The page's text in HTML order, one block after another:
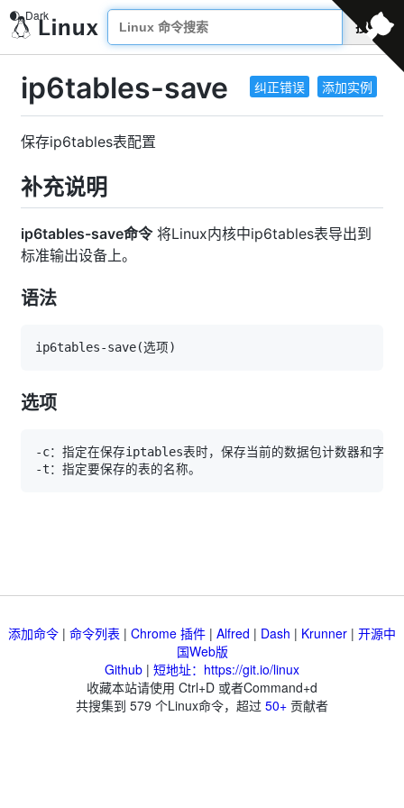
搜索
纠正错误 添加实例
ip6tables-save
保存ip6tables表配置
补充说明
ip6tables-save命令将Linux内核中ip6tables表导出到
标准输出设备上。
语法
ip6tables-save(选项)
选项
添加命令 | 命令列表 | Chrome 插件 | Alfred | Dash | Krunner | 开源中
国Web版
Github | 短地址：https://git.io/linux
收藏本站请使用 Ctrl+D 或者Command+d
共搜集到 579 个Linux命令，超过 50+ 贡献者